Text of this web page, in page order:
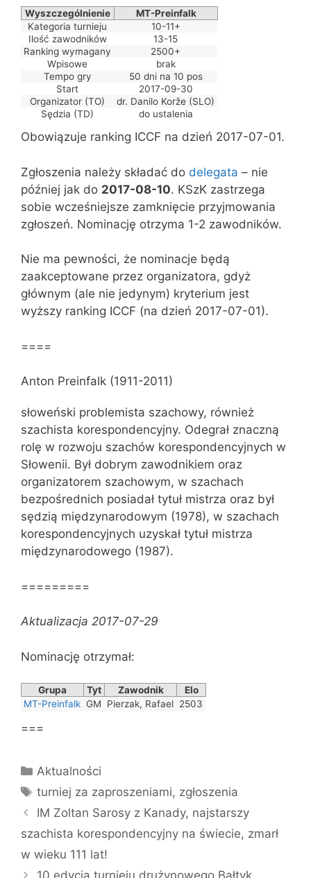
Wyszczególnienie
MT-Preinfalk
Kategoria turnieju
10-11+
Ilość zawodników
13-15
Ranking wymagany
2500+
Wpisowe
brak
Tempo gry
50 dni na 10 pos
Start
2017-09-30
Organizator (TO)
dr. Danilo Korže (SLO)
Sędzia (TD)
do ustalenia
Obowiązuje ranking ICCF na dzień 2017-07-01.
Zgłoszenia należy składać do delegata – nie
później jak do 2017-08-10. KSzK zastrzega
sobie wcześniejsze zamknięcie przyjmowania
zgłoszeń. Nominację otrzyma 1-2 zawodników.
Nie ma pewności, że nominacje będą
zaakceptowane przez organizatora, gdyż
głównym (ale nie jedynym) kryterium jest
wyższy ranking ICCF (na dzień 2017-07-01).
====
Anton Preinfalk (1911-2011)
słoweński problemista szachowy, również
szachista korespondencyjny. Odegrał znaczną
rolę w rozwoju szachów korespondencyjnych w
Słowenii. Był dobrym zawodnikiem oraz
organizatorem szachowym, w szachach
bezpośrednich posiadał tytuł mistrza oraz był
sędzią międzynarodowym (1978), w szachach
korespondencyjnych uzyskał tytuł mistrza
międzynarodowego (1987).
=========
Aktualizacja 2017-07-29
Nominację otrzymał:
Grupa Tyt Zawodnik
Elo
MT-Preinfalk GM Pierzak, Rafael 2503
===
Kategorie
Aktualności
Tagi
turniej za zaproszeniami, zgłoszenia
IM Zoltan Sarosy z Kanady, najstarszy
szachista korespondencyjny na świecie, zmarł
w wieku 111 lat!